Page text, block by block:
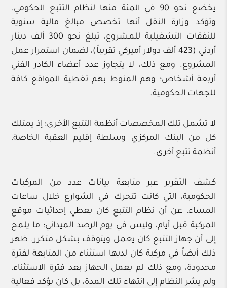
يخضع نحو 90 في المئة منها لنظام التتبع الحكومي.
وتؤكد وزارة النقل أنها تخصص مبالغ مالية سنوية
للنفقات التشغيلية للمشروع، تبلغ نحو 300 ألف دينار
أردني (423 ألف دولار أميركي تقريباً)، لضمان استمرار عمل
المشروع. ومع ذلك، لا يتجاوز عدد أعضاء الكادر الفني
أربعة أشخاص؛ وهم المنوط بهم تغطية المواقع كافة
للجهات الحكومية.
لا تشمل تلك المخصصات أنظمة التتبع الأخرى؛ إذ يمتلك
كل من البنك المركزي وسلطة إقليم العقبة الخاصة،
أنظمة تتبع أخرى.
كشف التقرير عبر متابعة بيانات عدد من المركبات
الحكومية، التي كانت تتحرك في الشوارع خلال ساعات
المساء، عن أن نظام التتبع كان يعطي إحداثيات موقع
المركبة قبل أيام، وليس في يوم الرصد الميداني؛ ما يلمح
إلى أن جهاز التتبع كان يعمل ويتوقف بشكل متكرر. ظهر
ذلك أيضاً في مركبة كان لديها استثناء من المتابعة لفترة
محدودة، ومع ذلك لم يعمل الجهاز بعد فترة الاستثناء،
ولم يشر النظام إلى انتهاء تلك المدة، بل كان يؤكد فعالية